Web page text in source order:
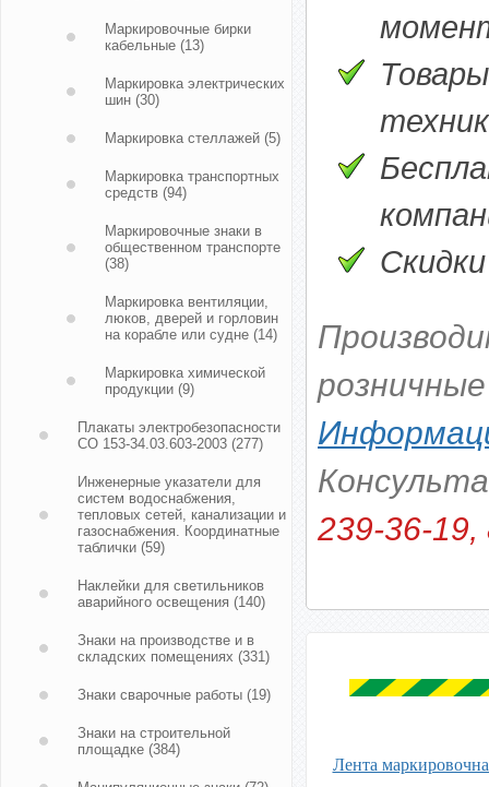
Скидки
239-36-19,
Лента
Маркировочные бирки
кабельные (13)
Маркировка электрических
шин (30)
Маркировка стеллажей (5)
Маркировка транспортных
средств (94)
Маркировочные знаки в
общественном транспорте
(38)
Маркировка вентиляции,
люков, дверей и горловин
на корабле или судне (14)
Маркировка химической
продукции (9)
Плакаты электробезопасности
СО 153-34.03.603-2003 (277)
Инженерные указатели для
систем водоснабжения,
тепловых сетей, канализации и
газоснабжения. Координатные
таблички (59)
Наклейки для светильников
аварийного освещения (140)
Знаки на производстве и в
складских помещениях (331)
Знаки сварочные работы (19)
Знаки на строительной
площадке (384)